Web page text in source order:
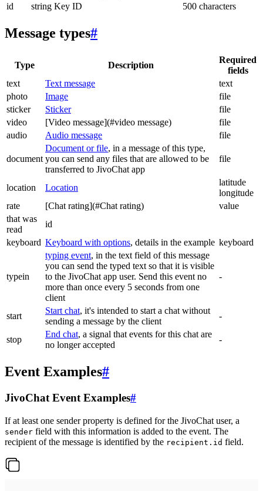
id
string Key ID 500 characters
Message types#
Type Description
Required
fields
text
Text message
text
photo
Image
file
sticker
Sticker
file
video
[Video message](#video message)
file
audio
Audio message file
document
Document or file, in a message of this type,
you can send any files that are allowed to be
transferred to JivoChat app
file
location Location
latitude
longitude
rate
[Chat rating](#Chat rating)
value
that was
read
id
keyboard Keyboard with options, details in the example keyboard
typein
typing event, in the text field of this message
you can send the typed text so that it is visible
to the JivoChat app user. Send this event no
more than once every 5 seconds from one
client
-
start
Start chat, it's intended to start a chat without
sending a message by the client
-
stop
End chat, a signal that events for this chat are
no longer accepted
-
Event Examples#
JivoChat Event Examples#
If at least one sender property is defined for the JivoChat user, a
sender field with this information is added to the event. The
recipient of the message is identified by the recipient.id field.